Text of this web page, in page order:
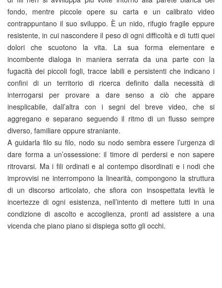
fondo, mentre piccole opere su carta e un calibrato video
contrappuntano il suo sviluppo. È un nido, rifugio fragile eppure
resistente, in cui nascondere il peso di ogni difficoltà e di tutti quei
dolori che scuotono la vita. La sua forma elementare e
incombente dialoga in maniera serrata da una parte con la
fugacità dei piccoli fogli, tracce labili e persistenti che indicano i
confini di un territorio di ricerca definito dalla necessità di
interrogarsi per provare a dare senso a ciò che appare
inesplicabile, dall’altra con i segni del breve video, che si
aggregano e separano seguendo il ritmo di un flusso sempre
diverso, familiare oppure straniante.
A guidarla filo su filo, nodo su nodo sembra essere l’urgenza di
dare forma a un’ossessione: il timore di perdersi e non sapere
ritrovarsi. Ma i fili ordinati e al contempo disordinati e i nodi che
improvvisi ne interrompono la linearità, compongono la struttura
di un discorso articolato, che sfiora con insospettata levità le
incertezze di ogni esistenza, nell’intento di mettere tutti in una
condizione di ascolto e accoglienza, pronti ad assistere a una
vicenda che piano piano si dispiega sotto gli occhi.